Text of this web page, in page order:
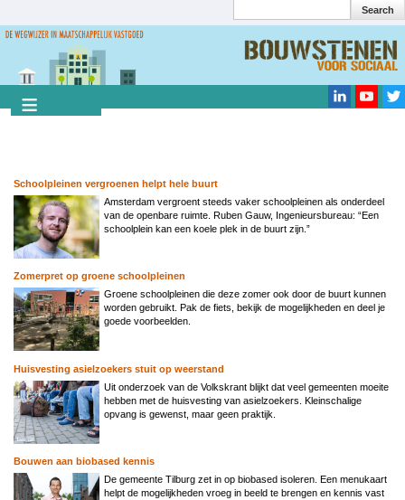
naar
gaan
Search
Schoolpleinen vergroenen helpt hele buurt
Amsterdam vergroent steeds vaker schoolpleinen als onderdeel
van de openbare ruimte. Ruben Gauw, Ingenieursbureau: “Een
schoolplein kan een koele plek in de buurt zijn.”
Zomerpret op groene schoolpleinen
Groene schoolpleinen die deze zomer ook door de buurt kunnen
worden gebruikt. Pak de fiets, bekijk de mogelijkheden en deel je
goede voorbeelden.
Huisvesting asielzoekers stuit op weerstand
Uit onderzoek van de Volkskrant blijkt dat veel gemeenten moeite
hebben met de huisvesting van asielzoekers. Kleinschalige
opvang is gewenst, maar geen praktijk.
Bouwen aan biobased kennis
De gemeente Tilburg zet in op biobased isoleren. Een menukaart
helpt de mogelijkheden vroeg in beeld te brengen en kennis vast